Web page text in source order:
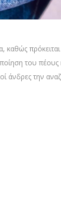
του
την